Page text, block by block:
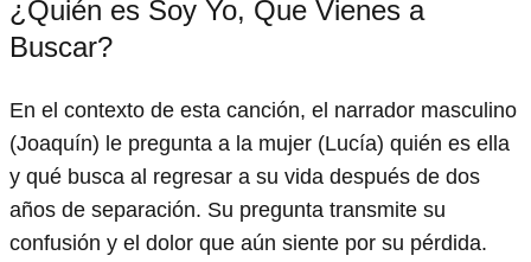
¿Quién es Soy Yo, Que Vienes a
Buscar?
En el contexto de esta canción, el narrador masculino
(Joaquín) le pregunta a la mujer (Lucía) quién es ella
y qué busca al regresar a su vida después de dos
años de separación. Su pregunta transmite su
confusión y el dolor que aún siente por su pérdida.